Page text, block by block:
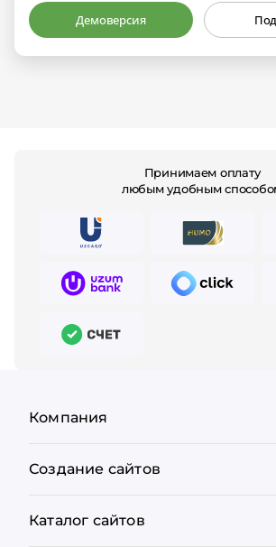
Демоверсия
Принимаем оплату
любым удобным
Компания
Создание сайтов
Каталог сайтов